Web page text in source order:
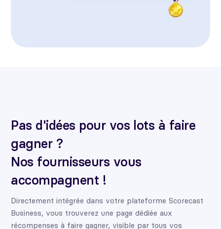
Pas d'idées pour vos lots à faire
gagner ?
Nos fournisseurs vous
accompagnent !
Directement intégrée dans votre plateforme Scorecast
Business, vous trouverez une page dédiée aux
récompenses à faire gagner, visible par tous vos